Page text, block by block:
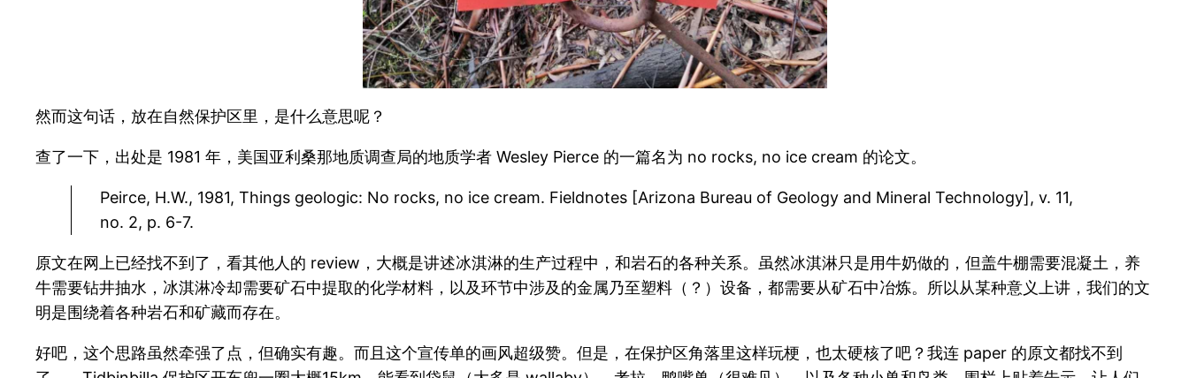
然而这句话，放在自然保护区里，是什么意思呢？
查了一下，出处是 1981 年，美国亚利桑那地质调查局的地质学者 Wesley Pierce 的一篇名为 no rocks, no ice cream 的论文。
Peirce, H.W., 1981, Things geologic: No rocks, no ice cream. Fieldnotes [Arizona Bureau of Geology and Mineral Technology], v. 11,
no. 2, p. 6-7.
原文在网上已经找不到了，看其他人的 review，大概是讲述冰淇淋的生产过程中，和岩石的各种关系。虽然冰淇淋只是用牛奶做的，但盖牛棚需要混凝土，养
牛需要钻井抽水，冰淇淋冷却需要矿石中提取的化学材料，以及环节中涉及的金属乃至塑料（？）设备，都需要从矿石中冶炼。所以从某种意义上讲，我们的文
明是围绕着各种岩石和矿藏而存在。
好吧，这个思路虽然牵强了点，但确实有趣。而且这个宣传单的画风超级赞。但是，在保护区角落里这样玩梗，也太硬核了吧？我连 paper 的原文都找不到